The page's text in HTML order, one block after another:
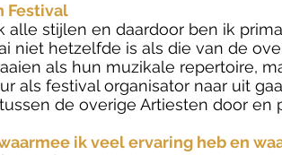
Festival
stijlen en daardoor ben ik
niet hetzelfde is als die van de
als hun muzikale repertoire,
als festival organisator naar uit
de overige Artiesten door en
ik veel ervaring heb en